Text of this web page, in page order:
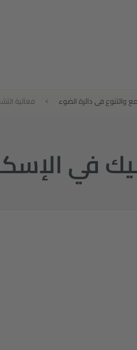
والتنوع في دائرة الضوء فعالیة
في